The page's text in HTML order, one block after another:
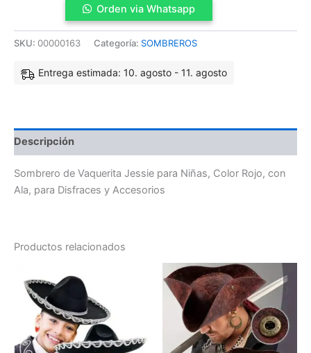
Orden via Whatsapp
SKU: 00000163 Categoría: SOMBREROS
Entrega estimada: 10. agosto - 11. agosto
Descripción
Sombrero de Vaquerita Jessie para Niñas, Color Rojo, con
Ala, para Disfraces y Accesorios
Productos relacionados